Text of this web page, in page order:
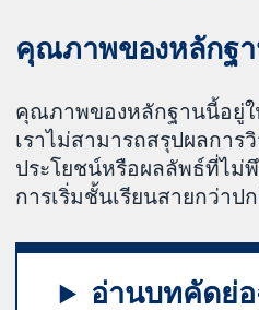
คุณภาพของหลักฐ
คุณภาพของหลักฐานนี้อยู่ใ
เราไม่สามารถสรุปผลการ
ประโยชน์หรือผลลัพธ์ที่ไม่
การเริ่มชั้นเรียนสายกว่าป
อ่านบทคัดย่